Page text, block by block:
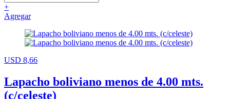
+
Agregar
USD 8,66
Lapacho boliviano menos de 4.00 mts.
(c/celeste)